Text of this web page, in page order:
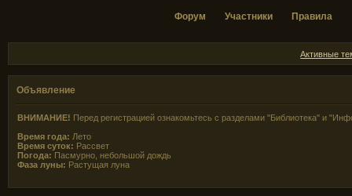
Форум Участники Правила
Активные
Объявление
ВНИМАНИЕ! Перед регистрацией ознакомьтесь с разделами "Библиотека" и
Время года: Лето
Время суток: Рассвет
Погода: Пасмурно, небольшой дождь
Фаза луны: Растущая луна